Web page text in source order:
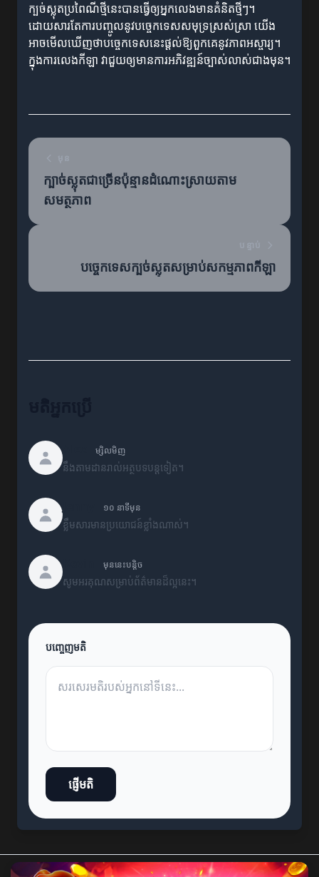
ក្បច់ស្លុតប្រពៃណីថ្មីនេះបានធ្វើឲ្យអ្នកលេងមានគំនិតថ្មីៗ។
ដោយសារតែការបញ្ចូលនូវបច្ចេកទេសសមុទ្រស្រស់ស្រា យើង
អាចមើលឃើញថាបច្ចេកទេសនេះផ្តល់ឱ្យពួកគេនូវភាពអស្ចារ្យ។
ក្នុងការលេងកីឡា វាជួយឲ្យមានការអភិវឌ្ឍន៍ច្បាស់លាស់ជាងមុន។
ក្បាច់ស្លុតជាច្រើនប៉ុន្មានដំណោះស្រាយតាម
សមត្ថភាព
បច្ចេកទេសក្បច់ស្លុតសម្រាប់សកម្មភាពកីឡា
ម្សិលមិញ
នឹងតាមដានរាល់អត្ថបទបន្តទៀត។
១០ នាទីមុន
ខ្លឹមសារមានប្រយោជន៍ខ្លាំងណាស់។
មុននេះបន្តិច
សូមអរគុណសម្រាប់ព័ត៌មានដ៏ល្អនេះ។
បញ្ចេញមតិ
ផ្ញើមតិ